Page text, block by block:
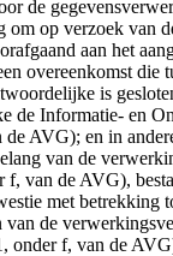
de
om op verzoek van
aan het
overeenkomst die
is
de Informatie- en
AVG); en in
van de
f, van de AVG),
met betrekking
van de
onder f, van de